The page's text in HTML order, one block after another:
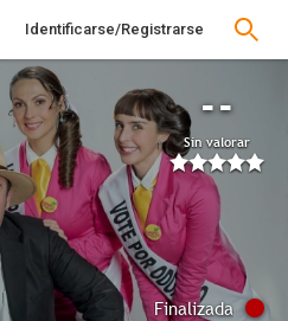
Identificarse/Registrarse
--
Sin valorar
Finalizada